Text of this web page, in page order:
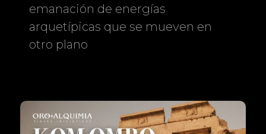
emanación de energías
arquetípicas que se mueven en
otro plano